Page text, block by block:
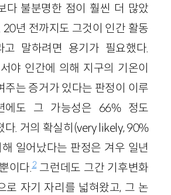
다 불분명한 점이 훨씬 더 많았
20년 전까지도 그것이 인간 활동
말하려면 용기가 필요했다.
야 인간에 의해 지구의 기온이
주는 증거가 있다는 판정이 이루
에도 그 가능성은 66% 정도
다. 거의 확실히(very likely, 90%
일어났다는 판정은 겨우 일년
이다.2그런데도 그간 기후변화
로 자기 자리를 넓혀왔고, 그 논